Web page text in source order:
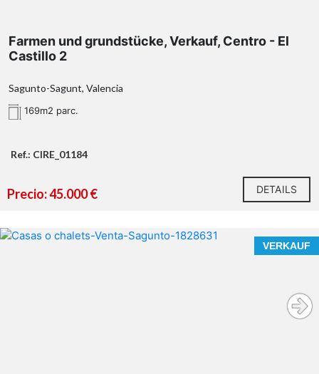
Farmen und grundstücke, Verkauf, Centro - El
Castillo 2
Sagunto-Sagunt, Valencia
169m2 parc.
Ref.: CIRE_01184
Precio: 45.000 € DETAILS
VERKAUF